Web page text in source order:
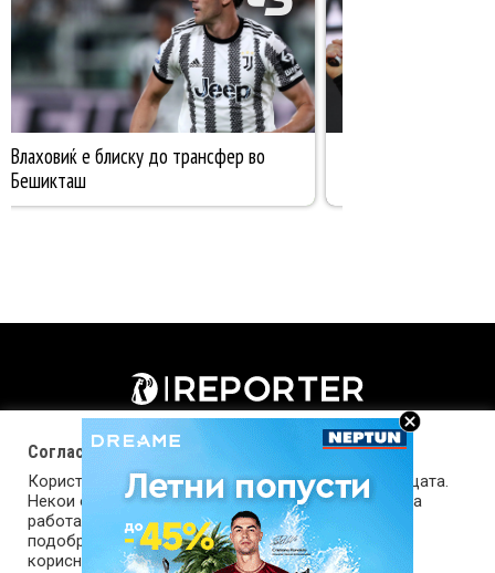
Согласност за колачиња (cookies)
Користиме колачиња за оптимизирање на страницата.
Некои од колачињата се од суштинско значење за
работата на страницата, а други помагаат да ја
подобриме оваа интернет страница и вашето
корисничко искуство. Напомена: задолжителните